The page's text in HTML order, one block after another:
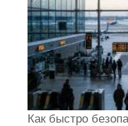
Как быстро